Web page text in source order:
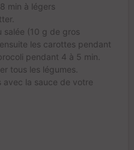
min à légers
salée (10 g de gros
les carottes pendant
pendant 4 à 5 min.
tous les légumes.
avec la sauce de votre